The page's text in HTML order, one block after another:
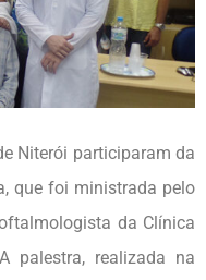
Niterói participaram da
que foi ministrada pelo
da Clínica
palestra, realizada na